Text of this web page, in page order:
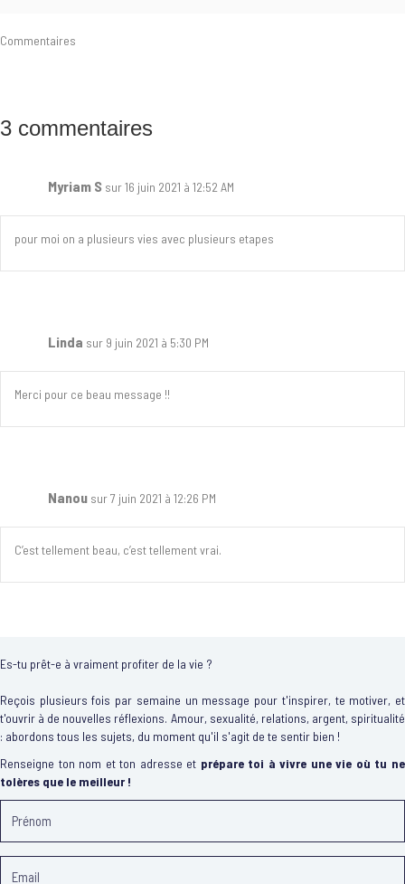
Commentaires
3 commentaires
Myriam S sur 16 juin 2021 à 12:52 AM
pour moi on a plusieurs vies avec plusieurs etapes
Linda sur 9 juin 2021 à 5:30 PM
Merci pour ce beau message !!
Nanou sur 7 juin 2021 à 12:26 PM
C’est tellement beau, c’est tellement vrai.
Es-tu prêt-e à vraiment profiter de la vie ?
Reçois plusieurs fois par semaine un message pour t'inspirer, te motiver, et
t'ouvrir à de nouvelles réflexions. Amour, sexualité, relations, argent, spiritualité
: abordons tous les sujets, du moment qu'il s'agit de te sentir bien !
Renseigne ton nom et ton adresse et prépare toi à vivre une vie où tu ne
tolères que le meilleur !